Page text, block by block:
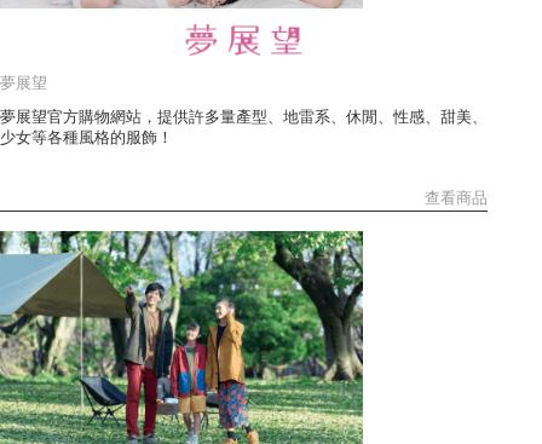
夢展望
夢展望官方購物網站，提供許多量產型、地雷系、休閒、性感、甜美、
少女等各種風格的服飾！
查看商品